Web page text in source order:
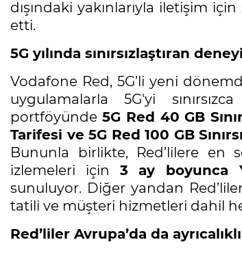
dışındaki yakınlarıyla iletişim
etti.
5G yılında sınırsızlaştıran
Vodafone Red, 5G’li yeni
uygulamalarla 5G'yi
portföyünde 5G Red 40 GB
Tarifesi ve 5G Red 100 GB
Bununla birlikte, Red’lilere
izlemeleri için 3 ay boyunca
sunuluyor. Diğer yandan
tatili ve müşteri hizmetleri dahil
Red’liler Avrupa’da da ayrıcalıklı